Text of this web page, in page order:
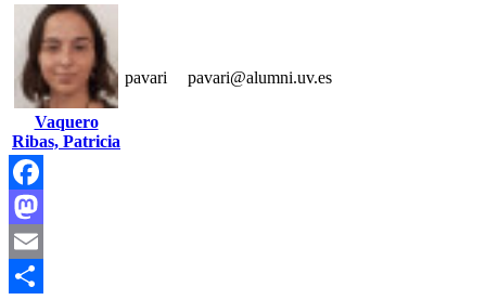
Vaquero
Ribas, Patricia
pavari pavari@alumni.uv.es
Facebook
Mastodon
Email